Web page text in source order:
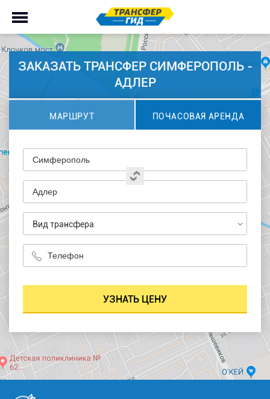
ЗАКАЗАТЬ ТРАНСФЕР СИМФЕРОПОЛЬ -
АДЛЕР
МАРШРУТ ПОЧАСОВАЯ АРЕНДА
Вид трансфера